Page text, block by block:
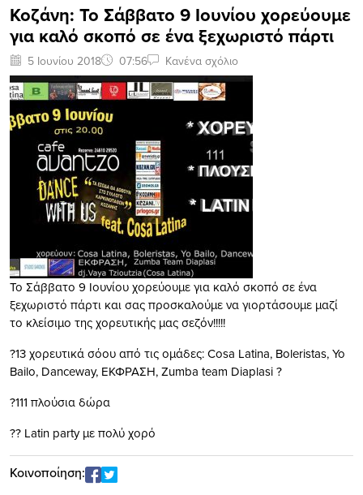
Koζάνη: Το Σάββατο 9 Ιουνίου χορεύουμε
για καλό σκοπό σε ένα ξεχωριστό πάρτι
5 Ιουνίου 2018 07:56 Κανένα σχόλιο
Το Σάββατο 9 Ιουνίου χορεύουμε για καλό σκοπό σε ένα
ξεχωριστό πάρτι και σας προσκαλούμε να γιορτάσουμε μαζί
το κλείσιμο της χορευτικής μας σεζόν!!!!!
?13 χορευτικά σόου από τις ομάδες: Cosa Latina, Boleristas, Yo
Bailo, Danceway, ΕΚΦΡΑΣΗ, Zumba team Diaplasi?
?111 πλούσια δώρα
?? Latin party με πολύ χορό
Κοινοποίηση: